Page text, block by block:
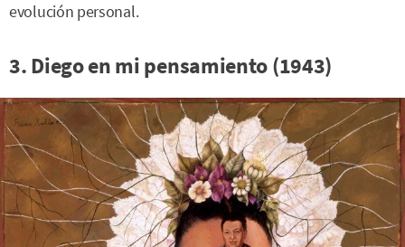
evolución personal.
3. Diego en mi pensamiento (1943)